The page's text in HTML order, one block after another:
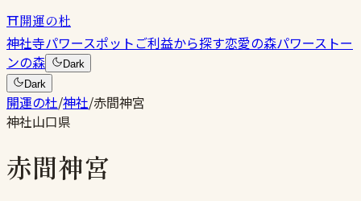
⛩開運の杜
神社寺パワースポットご利益から探す恋愛の森パワーストー
ンの森
Dark
Dark
開運の杜/神社/赤間神宮
神社山口県
赤間神宮